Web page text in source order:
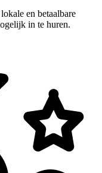
en betaalbare
in te huren.